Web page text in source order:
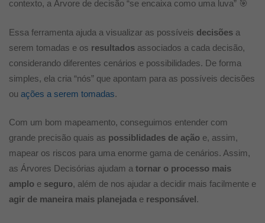
contexto, a Árvore de decisão “se encaixa como uma luva” 🎯
Essa ferramenta ajuda a visualizar as possíveis decisões a
serem tomadas e os resultados associados a cada decisão,
considerando diferentes cenários e possibilidades. De forma
simples, ela cria “nós” que apontam para as possíveis decisões
ou ações a serem tomadas.
Com um bom mapeamento, conseguimos entender com
grande precisão quais as possiblidades de ação e, assim,
mapear os riscos para uma enorme gama de cenários. Assim,
as Árvores Decisórias ajudam a tornar o processo mais
amplo e seguro, além de nos ajudar a decidir mais facilmente e
agir de maneira mais planejada e responsável.